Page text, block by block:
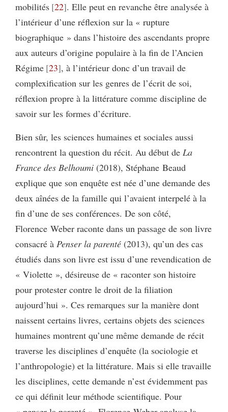
mobilités 22 . Elle peut en revanche être analysée à
l’intérieur d’une réflexion sur la « rupture
biographique » dans l’histoire des ascendants propre
aux auteurs d’origine populaire à la fin de l’Ancien
Régime 23 , à l’intérieur donc d’un travail de
complexification sur les genres de l’écrit de soi,
réflexion propre à la littérature comme discipline de
savoir sur les formes d’écriture.
Bien sûr, les sciences humaines et sociales aussi
rencontrent la question du récit. Au début de La
France des Belhoumi (2018), Stéphane Beaud
explique que son enquête est née d’une demande des
deux aînées de la famille qui l’avaient interpelé à la
fin d’une de ses conférences. De son côté,
Florence Weber raconte dans un passage de son livre
consacré à Penser la parenté (2013), qu’un des cas
étudiés dans son livre est issu d’une revendication de
« Violette », désireuse de « raconter son histoire
pour protester contre le droit de la filiation
aujourd’hui ». Ces remarques sur la manière dont
naissent certains livres, certains objets des sciences
humaines montrent qu’une même demande de récit
traverse les disciplines d’enquête (la sociologie et
l’anthropologie) et la littérature. Mais si elle travaille
les disciplines, cette demande n’est évidemment pas
ce qui définit leur méthode scientifique. Pour